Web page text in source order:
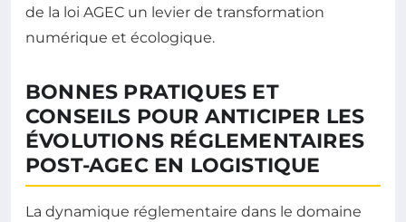
de la loi AGEC un levier de transformation
numérique et écologique.
BONNES PRATIQUES ET
CONSEILS POUR ANTICIPER LES
ÉVOLUTIONS RÉGLEMENTAIRES
POST-AGEC EN LOGISTIQUE
La dynamique réglementaire dans le domaine